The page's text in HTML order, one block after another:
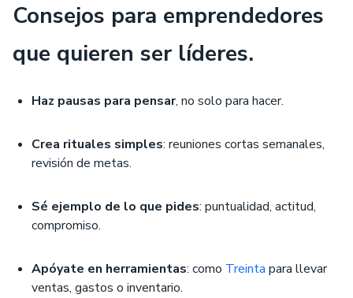
Consejos para emprendedores
que quieren ser líderes.
Haz pausas para pensar, no solo para hacer.
Crea rituales simples: reuniones cortas semanales,
revisión de metas.
Sé ejemplo de lo que pides: puntualidad, actitud,
compromiso.
Apóyate en herramientas: como Treinta para llevar
ventas, gastos o inventario.